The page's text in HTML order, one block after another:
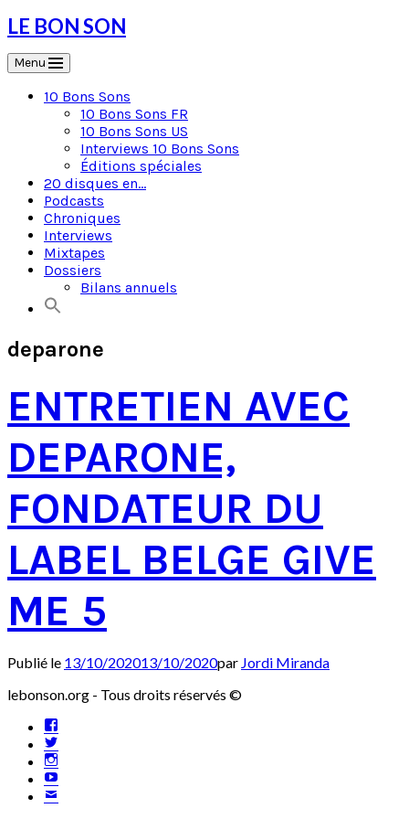
Skip
to
content
LE BON SON
Menu
10 Bons Sons
10 Bons Sons FR
10 Bons Sons US
Interviews 10 Bons Sons
Éditions spéciales
20 disques en…
Podcasts
Chroniques
Interviews
Mixtapes
Dossiers
Bilans annuels
deparone
ENTRETIEN AVEC
DEPARONE,
FONDATEUR DU
LABEL BELGE GIVE
ME 5
Publié le 13/10/202013/10/2020par Jordi Miranda
lebonson.org - Tous droits réservés ©